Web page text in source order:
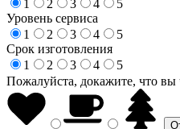
1
2 3 4
5
Уровень сервиса
1
2 3 4
5
Срок изготовления
1
2 3 4
5
Пожалуйста, докажите, что вы